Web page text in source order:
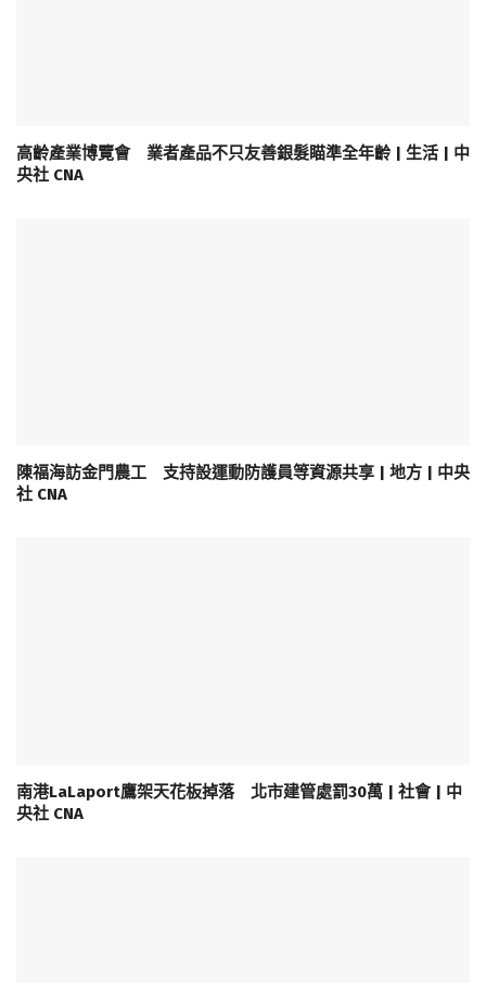
高齡產業博覽會 業者產品不只友善銀髮瞄準全年齡 | 生活 | 中
央社 CNA
陳福海訪金門農工 支持設運動防護員等資源共享 | 地方 | 中央
社 CNA
南港LaLaport鷹架天花板掉落 北市建管處罰30萬 | 社會 | 中
央社 CNA